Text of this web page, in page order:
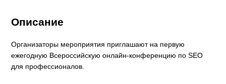
Описание
Организаторы мероприятия приглашают на первую
ежегодную Всероссийскую онлайн-конференцию по SEO
для профессионалов.